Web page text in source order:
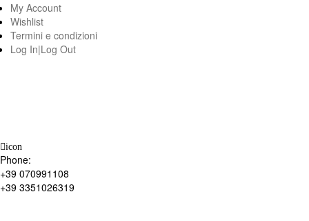
My Account
Wishlist
Termini e condizioni
Log In|Log Out
icon
Phone:
+39 070991108
+39 3351026319